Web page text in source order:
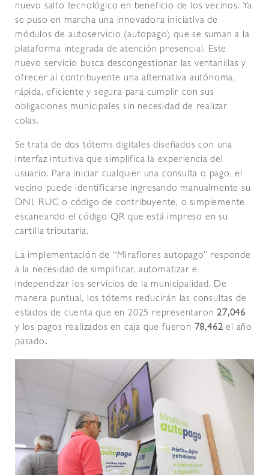
nuevo salto tecnológico en beneficio de los vecinos. Ya
se puso en marcha una innovadora iniciativa de
módulos de autoservicio (autopago) que se suman a la
plataforma integrada de atención presencial. Este
nuevo servicio busca descongestionar las ventanillas y
ofrecer al contribuyente una alternativa autónoma,
rápida, eficiente y segura para cumplir con sus
obligaciones municipales sin necesidad de realizar
colas.
Se trata de dos tótems digitales diseñados con una
interfaz intuitiva que simplifica la experiencia del
usuario. Para iniciar cualquier una consulta o pago, el
vecino puede identificarse ingresando manualmente su
DNI, RUC o código de contribuyente, o simplemente
escaneando el código QR que está impreso en su
cartilla tributaria.
La implementación de “Miraflores autopago” responde
a la necesidad de simplificar, automatizar e
independizar los servicios de la municipalidad. De
manera puntual, los tótems reducirán las consultas de
estados de cuenta que en 2025 representaron27,046
y los pagos realizados en caja que fueron 78,462el año
pasado.